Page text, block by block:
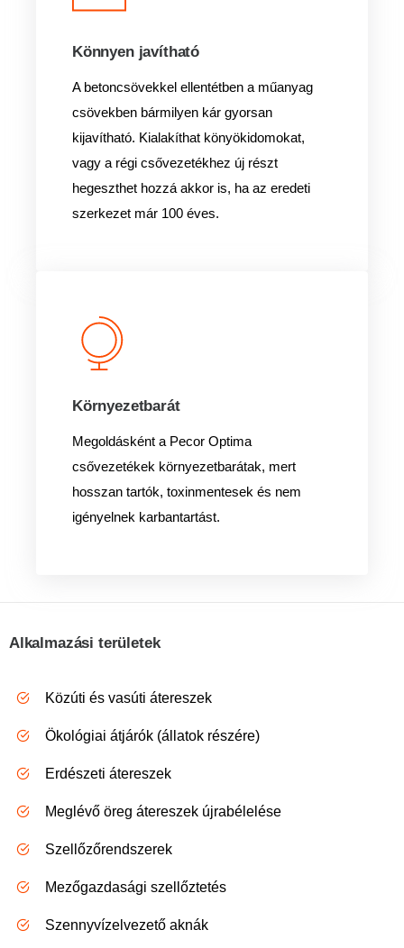
Könnyen javítható
A betoncsövekkel ellentétben a műanyag
csövekben bármilyen kár gyorsan
kijavítható. Kialakíthat könyökidomokat,
vagy a régi csővezetékhez új részt
hegeszthet hozzá akkor is, ha az eredeti
szerkezet már 100 éves.
Környezetbarát
Megoldásként a Pecor Optima
csővezetékek környezetbarátak, mert
hosszan tartók, toxinmentesek és nem
igényelnek karbantartást.
Alkalmazási területek
Közúti és vasúti átereszek
Ökológiai átjárók (állatok részére)
Erdészeti átereszek
Meglévő öreg átereszek újrabélelése
Szellőzőrendszerek
Mezőgazdasági szellőztetés
Szennyvízelvezető aknák